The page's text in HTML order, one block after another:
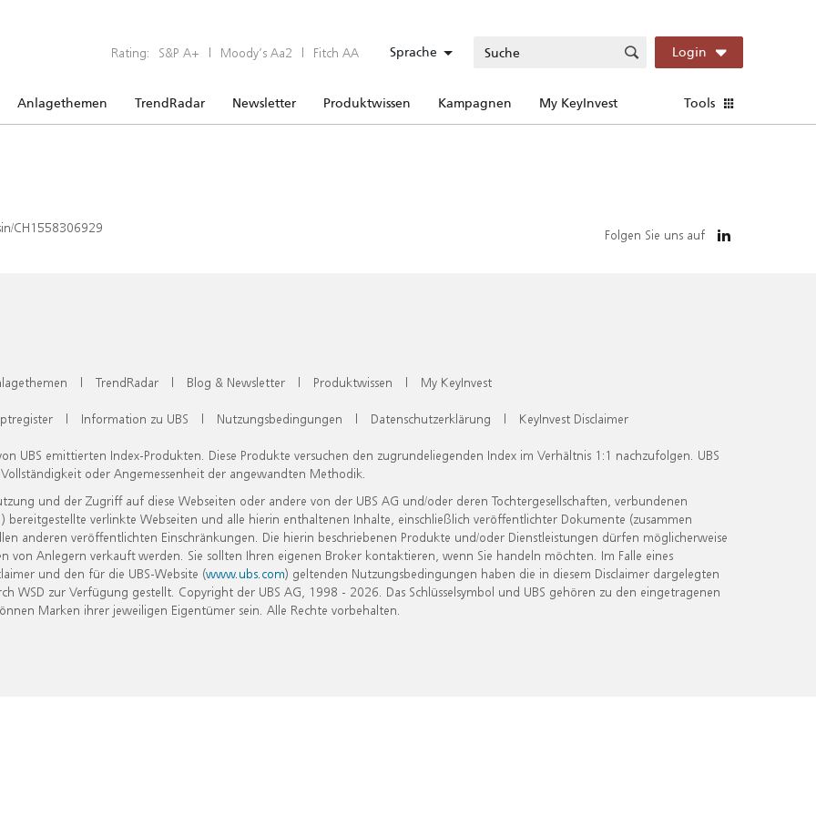
Rating: S&P A+ | Moody’s Aa2 | Fitch AA Sprache Login
Anlagethemen TrendRadar Newsletter Produktwissen Kampagnen My KeyInvest Tools
CH1558306929 Folgen Sie uns auf
| TrendRadar | Blog & Newsletter | Produktwissen | My KeyInvest
| Information zu UBS | Nutzungsbedingungen | Datenschutzerklärung | KeyInvest Disclaimer
UBS emittierten Index-Produkten. Diese Produkte versuchen den zugrundeliegenden Index im Verhältnis 1:1 nachzufolgen. UBS
oder Angemessenheit der angewandten Methodik.
und der Zugriff auf diese Webseiten oder andere von der UBS AG und/oder deren Tochtergesellschaften, verbundenen
verlinkte Webseiten und alle hierin enthaltenen Inhalte, einschließlich veröffentlichter Dokumente (zusammen
anderen veröffentlichten Einschränkungen. Die hierin beschriebenen Produkte und/oder Dienstleistungen dürfen möglicherweise
Anlegern verkauft werden. Sie sollten Ihren eigenen Broker kontaktieren, wenn Sie handeln möchten. Im Falle eines
und den für die UBS-Website (www.ubs.com) geltenden Nutzungsbedingungen haben die in diesem Disclaimer dargelegten
zur Verfügung gestellt. Copyright der UBS AG, 1998 - 2026. Das Schlüsselsymbol und UBS gehören zu den eingetragenen
Marken ihrer jeweiligen Eigentümer sein. Alle Rechte vorbehalten.